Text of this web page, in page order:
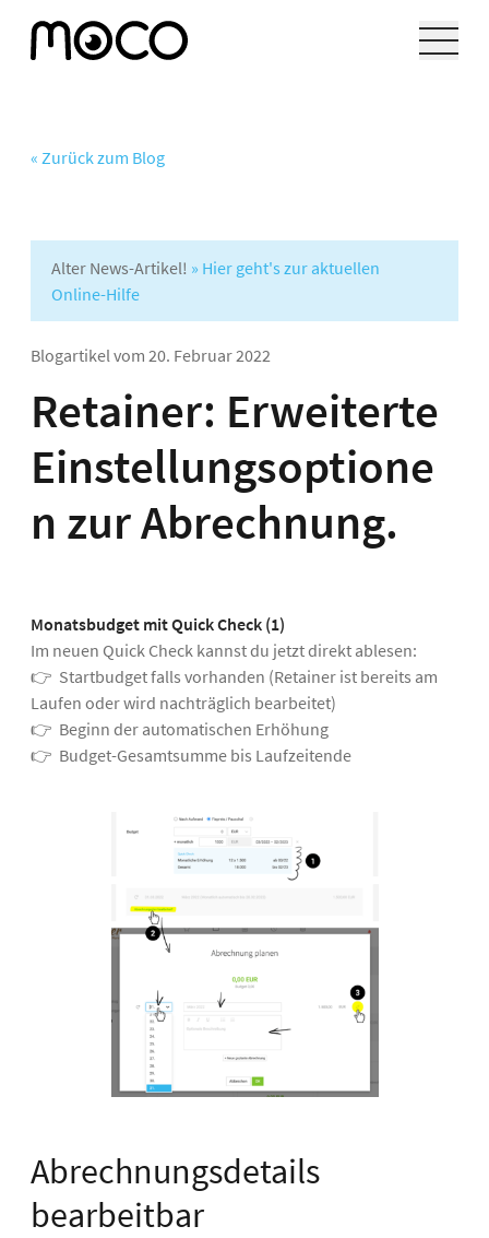
« Zurück zum Blog
Alter News-Artikel! » Hier geht's zur aktuellen
Online-Hilfe
Blogartikel vom 20. Februar 2022
Retainer: Erweiterte
Einstellungsoptione
n zur Abrechnung.
Monatsbudget mitQuick Check (1)
Im neuen Quick Check kannst du jetzt direkt ablesen:
👉 Startbudget falls vorhanden (Retainer ist bereits am
Laufen oder wird nachträglich bearbeitet)
👉 Beginn der automatischen Erhöhung
👉 Budget-Gesamtsumme bis Laufzeitende
Abrechnungsdetails
bearbeitbar